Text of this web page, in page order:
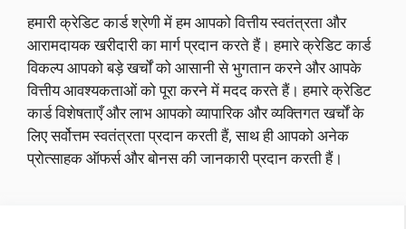
हमारी क्रेडिट कार्ड श्रेणी में हम आपको वित्तीय स्वतंत्रता और
आरामदायक खरीदारी का मार्ग प्रदान करते हैं। हमारे क्रेडिट कार्ड
विकल्प आपको बड़े खर्चों को आसानी से भुगतान करने और आपके
वित्तीय आवश्यकताओं को पूरा करने में मदद करते हैं। हमारे क्रेडिट
कार्ड विशेषताएँ और लाभ आपको व्यापारिक और व्यक्तिगत खर्चों के
लिए सर्वोत्तम स्वतंत्रता प्रदान करती हैं, साथ ही आपको अनेक
प्रोत्साहक ऑफर्स और बोनस की जानकारी प्रदान करती हैं।